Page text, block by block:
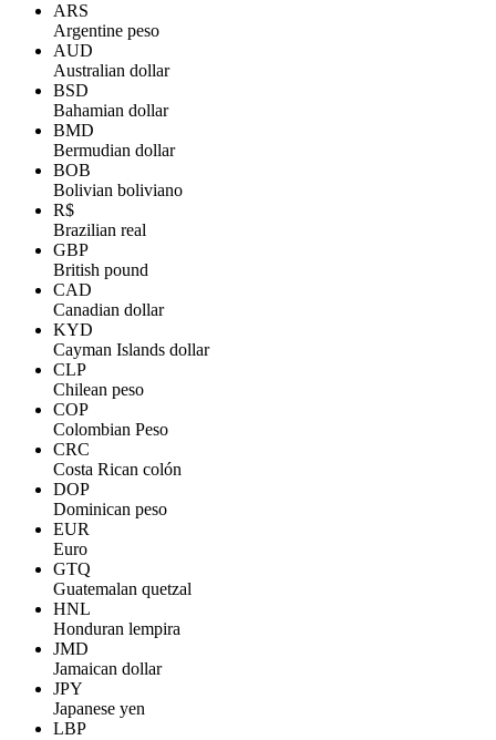
ARS
Argentine peso
AUD
Australian dollar
BSD
Bahamian dollar
BMD
Bermudian dollar
BOB
Bolivian boliviano
R$
Brazilian real
GBP
British pound
CAD
Canadian dollar
KYD
Cayman Islands dollar
CLP
Chilean peso
COP
Colombian Peso
CRC
Costa Rican colón
DOP
Dominican peso
EUR
Euro
GTQ
Guatemalan quetzal
HNL
Honduran lempira
JMD
Jamaican dollar
JPY
Japanese yen
LBP